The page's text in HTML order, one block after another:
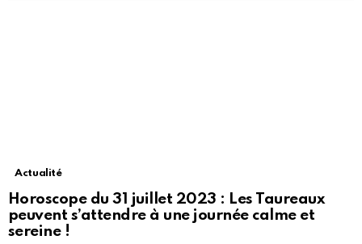
Actualité
Horoscope du 31 juillet 2023 : Les Taureaux
peuvent s’attendre à une journée calme et
sereine !